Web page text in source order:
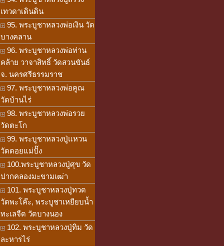
เทวดาเดินดิน
95. พระบูชาหลวงพ่อเงิน วัด
บางคลาน
96. พระบูชาหลวงพ่อท่าน
คล้าย วาจาสิทธิ์ วัดสวนขันธ์
จ. นครศรีธรรมราช
97. พระบูชาหลวงพ่อคูณ
วัดบ้านไร่
98. พระบูชาหลวงพ่อรวย
วัดตะโก
99. พระบูชาหลวงปู่แหวน
วัดดอยแม่ปั๊ง
100.พระบูชาหลวงปู่ศุข วัด
ปากคลองมะขามเฒ่า
101. พระบูชาหลวงปู่ทวด
วัดพะโค๊ะ, พระบูชาเหยียบน้ำ
ทะเลจืด วัดบางนอง
102. พระบูชาหลวงปู่ทิม วัด
ละหารไร่